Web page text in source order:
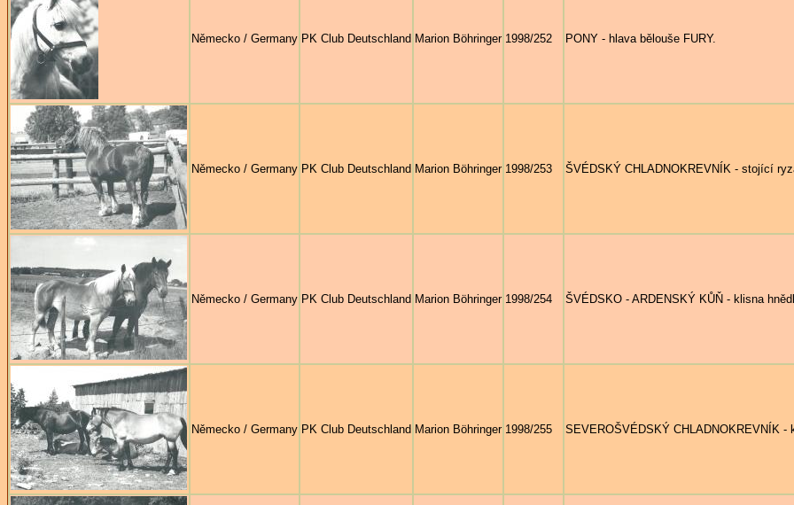
Německo / Germany PK Club Deutschland Marion Böhringer 1998/252 PONY - hlava bělouše FURY.
Německo / Germany PK Club Deutschland Marion Böhringer 1998/253 ŠVÉDSKÝ CHLADNOKREVNÍK - stojící
Německo / Germany PK Club Deutschland Marion Böhringer 1998/254 ŠVÉDSKO - ARDENSKÝ KŮŇ - klisna
Německo / Germany PK Club Deutschland Marion Böhringer 1998/255 SEVEROŠVÉDSKÝ CHLADNOKREVNÍK -